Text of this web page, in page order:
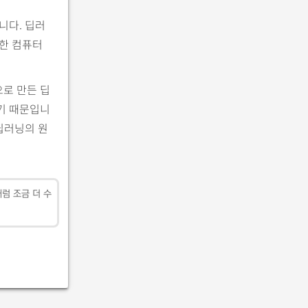
다. 딥러
컴퓨터
만든 딥
때문입니
닝의 원
럼 조금 더 수